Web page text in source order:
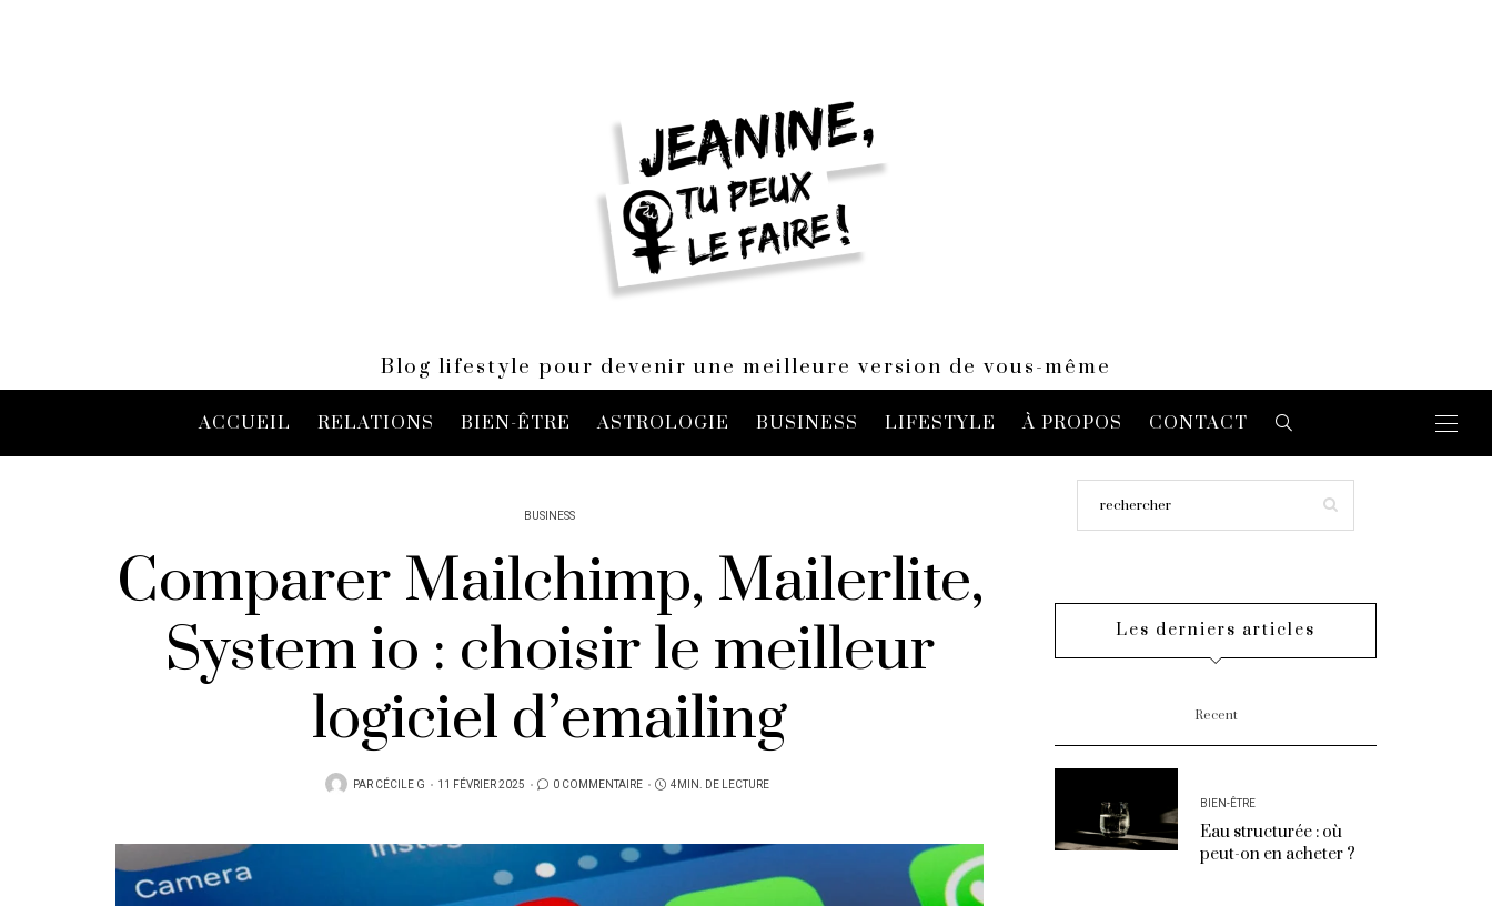
Blog lifestyle pour devenir une meilleure version de vous-même
ACCUEIL RELATIONS BIEN-ÊTRE ASTROLOGIE BUSINESS LIFESTYLE À PROPOS CONTACT
BUSINESS
Comparer Mailchimp, Mailerlite,
System io : choisir le meilleur
logiciel d’emailing
PAR CÉCILE G
PUBLIÉ
11 FÉVRIER 2025 0 COMMENTAIRE 4MIN. DE LECTURE
Les derniers articles
Recent
BIEN-ÊTRE
Eau structurée : où
peut-on en acheter ?